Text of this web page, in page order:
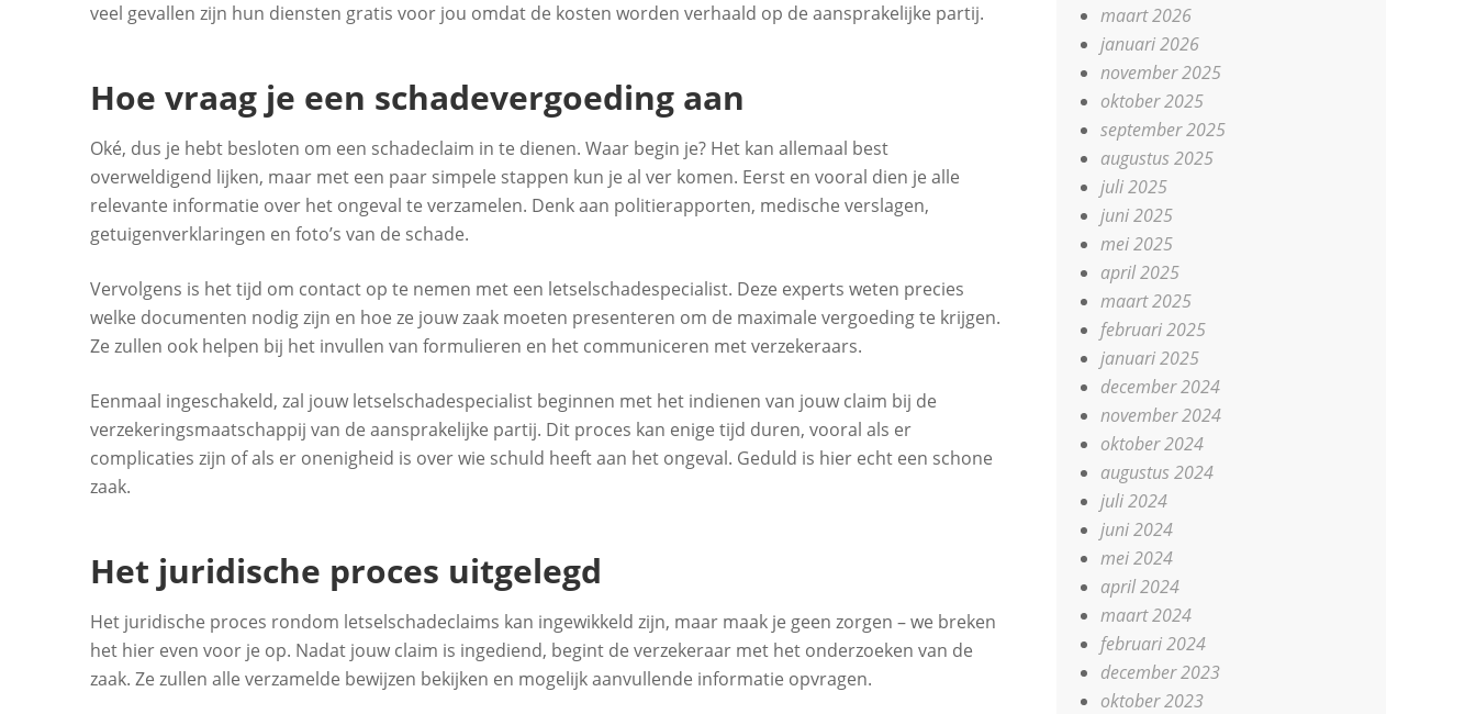
veel gevallen zijn hun diensten gratis voor jou omdat de kosten worden verhaald op de aansprakelijke partij.
Hoe vraag je een schadevergoeding aan
Oké, dus je hebt besloten om een schadeclaim in te dienen. Waar begin je? Het kan allemaal best
overweldigend lijken, maar met een paar simpele stappen kun je al ver komen. Eerst en vooral dien je alle
relevante informatie over het ongeval te verzamelen. Denk aan politierapporten, medische verslagen,
getuigenverklaringen en foto’s van de schade.
Vervolgens is het tijd om contact op te nemen met een letselschadespecialist. Deze experts weten precies
welke documenten nodig zijn en hoe ze jouw zaak moeten presenteren om de maximale vergoeding te krijgen.
Ze zullen ook helpen bij het invullen van formulieren en het communiceren met verzekeraars.
Eenmaal ingeschakeld, zal jouw letselschadespecialist beginnen met het indienen van jouw claim bij de
verzekeringsmaatschappij van de aansprakelijke partij. Dit proces kan enige tijd duren, vooral als er
complicaties zijn of als er onenigheid is over wie schuld heeft aan het ongeval. Geduld is hier echt een schone
zaak.
Het juridische proces uitgelegd
Het juridische proces rondom letselschadeclaims kan ingewikkeld zijn, maar maak je geen zorgen – we breken
het hier even voor je op. Nadat jouw claim is ingediend, begint de verzekeraar met het onderzoeken van de
zaak. Ze zullen alle verzamelde bewijzen bekijken en mogelijk aanvullende informatie opvragen.
maart 2026
januari 2026
november 2025
oktober 2025
september 2025
augustus 2025
juli 2025
juni 2025
mei 2025
april 2025
maart 2025
februari 2025
januari 2025
december 2024
november 2024
oktober 2024
augustus 2024
juli 2024
juni 2024
mei 2024
april 2024
maart 2024
februari 2024
december 2023
oktober 2023